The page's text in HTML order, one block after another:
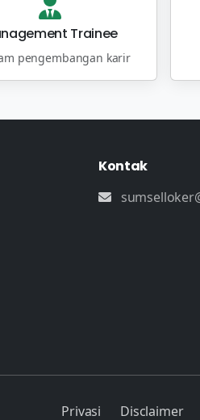
Trainee
pengembangan karir
Kontak
Privasi Disclaimer